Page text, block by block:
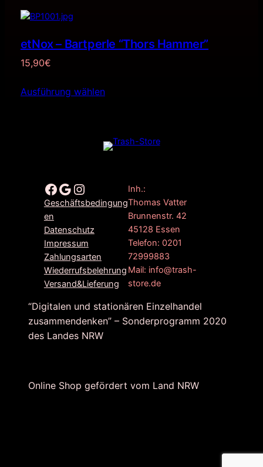
etNox – Bartperle “Thors Hammer”
15,90€
Ausführung wählen
Facebook Google Instagram
Geschäftsbedingung
en
Datenschutz
Impressum
Zahlungsarten
Wiederrufsbelehrung
Versand&Lieferung
Inh.:
Thomas Vatter
Brunnenstr. 42
45128 Essen
Telefon: 0201
72999883
Mail: info@trash-
store.de
“Digitalen und stationären Einzelhandel
zusammendenken” – Sonderprogramm 2020
des Landes NRW
Online Shop gefördert vom Land NRW